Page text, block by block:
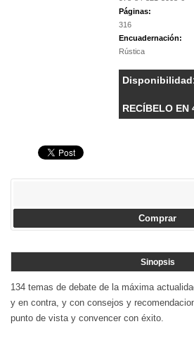
Páginas:
316
Encuadernación:
Rústica
RECÍBELO EN
Comprar
Sinopsis
134 temas de debate de la máxima
y en contra, y con consejos y
punto de vista y convencer con éxito.